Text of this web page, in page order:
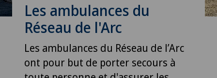
Les ambulances du
Réseau de l'Arc
Les ambulances du Réseau de l’Arc
ont pour but de porter secours à